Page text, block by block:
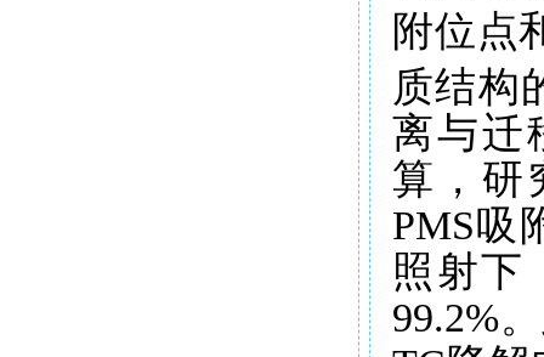
附位点
质结构
离与迁
算，研
PMS吸
照射下
99.2%